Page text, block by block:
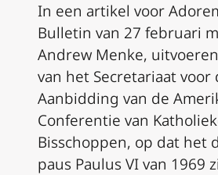
In een artikel voor
Bulletin van 27 februari
Andrew Menke,
van het Secretariaat voor
Aanbidding van de
Conferentie van
Bisschoppen, op dat het
paus Paulus VI van 1969